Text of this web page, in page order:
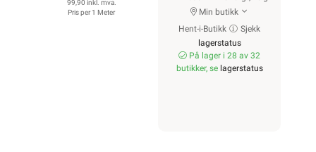
99,90 inkl. mva.
Pris per 1 Meter
Min butikk
Hent-i-Butikk
Sjekk
lagerstatus
På lager i 28 av 32
butikker, se lagerstatus